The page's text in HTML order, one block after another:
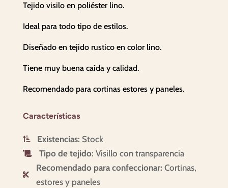
Tejido visilo en poliéster lino.
Ideal para todo tipo de estilos.
Diseñado en tejido rustico en color lino.
Tiene muy buena caída y calidad.
Recomendado para cortinas estores y paneles.
Características
 Existencias: Stock
 Tipo de tejido: Visillo con transparencia

Recomendado para confeccionar: Cortinas,
estores y paneles